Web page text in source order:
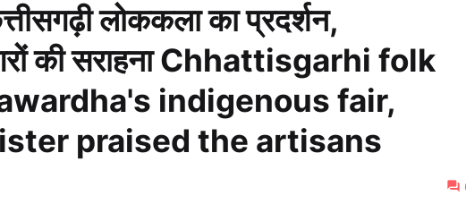
लोककला का प्रदर्शन,
की सराहना Chhattisgarhi folk
indigenous fair,
praised the artisans